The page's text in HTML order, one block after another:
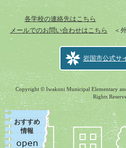
各学校の連絡先はこちら
メールでのお問い合わせはこちら
＜
岩国市公式サ
Copyright © Iwakuni Municipal Elementary
Rights
おすすめ
情報